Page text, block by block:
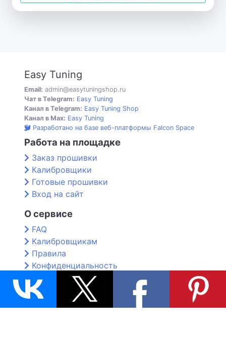
Easy Tuning
Email: admin@easytuningshop.ru
Чат в Telegram: Easy Tuning
Канал в Telegram: Easy Tuning Shop
Канал в Max: Easy Tuning
Разработано на базе веб-платформы Falcon Space
Работа на площадке
Заказ прошивки
Калибровщики
Готовые прошивки
Вход на сайт
О сервисе
FAQ
Калибровщикам
Правила
Конфиденциальность
Контакты